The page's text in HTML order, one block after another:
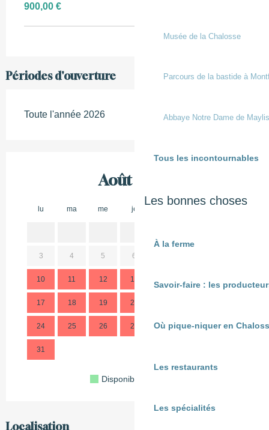
Musée de la Chalosse
Parcours de la bastide à
Abbaye Notre Dame de Maylis
Tous les incontournables
Les bonnes choses
À la ferme
Savoir-faire : les
Où pique-niquer en
Les restaurants
Les spécialités
900,00 €
Périodes d'ouverture
Toute l'année 2026
Août 2026
lu ma me je
3 4 5 6
10 11 12 13
17 18 19 20
24 25 26 27 28 29 30
31
28
Disponible
Localisation